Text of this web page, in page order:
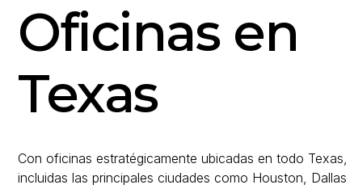
Oficinas en
Texas
Con oficinas estratégicamente ubicadas en todo Texas,
incluidas las principales ciudades como Houston, Dallas